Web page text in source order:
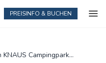
PREISINFO & BUCHEN
KNAUS Campingpark